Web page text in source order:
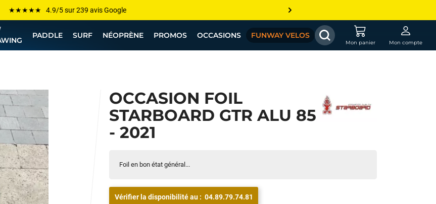
Les plus grandes marques sont chez Funway
Jusqu’à -75% de remise sur le windsurf, wingfoil, etc...
💰 Meilleur prix garanti — Moins cher ailleurs ? On s’aligne !
PADDLE SURF NÉOPRÈNE PROMOS OCCASIONS FUNWAY VELOS
Mon panier Mon compte
OCCASION FOIL
STARBOARD GTR ALU 85
- 2021
Foil en bon état général...
Vérifier la disponibilité au : 04.89.79.74.81